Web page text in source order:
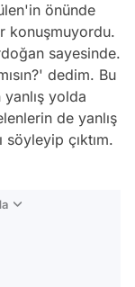
önünde
konuşmuyordu.
sayesinde.
dedim. Bu
yolda
de yanlış
çıktım.